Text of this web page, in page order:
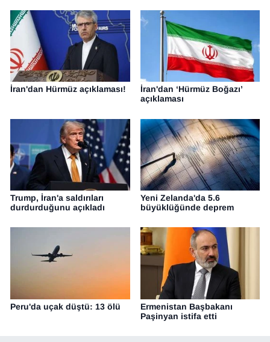
İran'dan Hürmüz açıklaması!
İran'dan ‘Hürmüz Boğazı’
açıklaması
Trump, İran'a saldırıları
durdurduğunu açıkladı
Yeni Zelanda'da 5.6
büyüklüğünde deprem
Peru'da uçak düştü: 13 ölü
Ermenistan Başbakanı
Paşinyan istifa etti